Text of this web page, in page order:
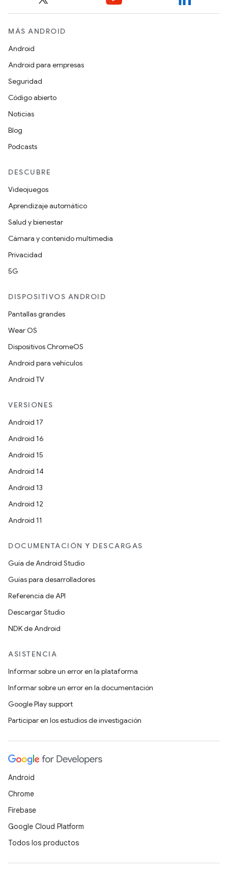
MÁS ANDROID
Android
Android para empresas
Seguridad
Código abierto
Noticias
Blog
Podcasts
DESCUBRE
Videojuegos
Aprendizaje automático
Salud y bienestar
Cámara y contenido multimedia
Privacidad
5G
DISPOSITIVOS ANDROID
Pantallas grandes
Wear OS
Dispositivos ChromeOS
Android para vehículos
Android TV
VERSIONES
Android 17
Android 16
Android 15
Android 14
Android 13
Android 12
Android 11
DOCUMENTACIÓN Y DESCARGAS
Guía de Android Studio
Guías para desarrolladores
Referencia de API
Descargar Studio
NDK de Android
ASISTENCIA
Informar sobre un error en la plataforma
Informar sobre un error en la documentación
Google Play support
Participar en los estudios de investigación
Android
Chrome
Firebase
Google Cloud Platform
Todos los productos